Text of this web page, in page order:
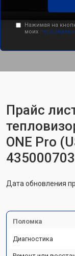
Нажимая на
моих
Прайс
ONE Pro
435000703
Дата обновления
Поломка
Диагностика